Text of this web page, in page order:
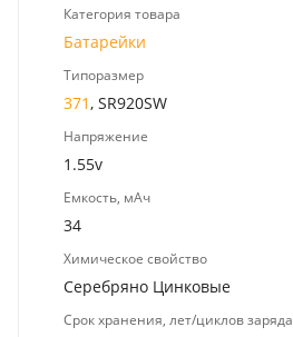
Категория товара
Батарейки
Типоразмер
371 , SR920SW
Напряжение
1.55v
Емкость, мАч
34
Химическое свойство
Серебряно Цинковые
Срок хранения, лет/циклов заряда